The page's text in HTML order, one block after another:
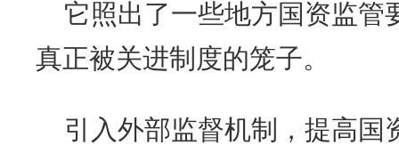
它照出了一些地方国资监
真正被关进制度的笼子。
引入外部监督机制，提高国